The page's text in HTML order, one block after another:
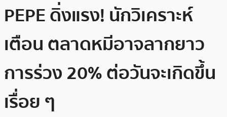
PEPE ดิ่งแรง! นักวิเคราะห์
เตือน ตลาดหมีอาจลากยาว
การร่วง 20% ต่อวันจะเกิดขึ้น
เรื่อย ๆ